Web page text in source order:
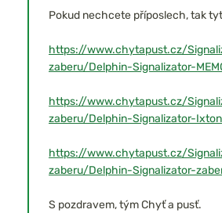
Pokud nechcete příposlech, tak
https://www.chytapust.cz/
zaberu/Delphin-Signalizator-
https://www.chytapust.cz/
zaberu/Delphin-Signalizator-Ixton
https://www.chytapust.cz/
zaberu/Delphin-Signalizator-
S pozdravem, tým Chyť a pusť.